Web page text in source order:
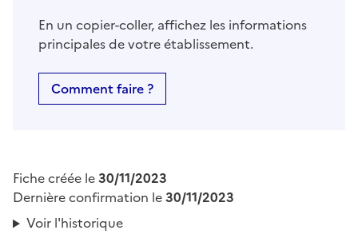
En un copier-coller, affichez les informations
principales de votre établissement.
Comment faire ?
Fiche créée le30/11/2023
Dernière confirmation le30/11/2023
Voir l'historique